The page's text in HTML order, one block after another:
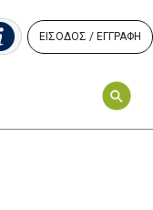
ΕΙΣΟΔΟΣ / ΕΓΓΡΑΦΗ